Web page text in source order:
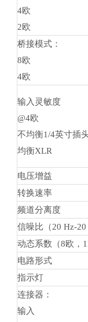
4欧
2欧
桥接模式：
8欧
4欧
输入灵敏度
@4欧
不均衡1/4英寸插
均衡XLR
电压增益
转换速率
频道分离度
信噪比（20 Hz-
动态系数（8欧，
电路形式
指示灯
连接器：
输入